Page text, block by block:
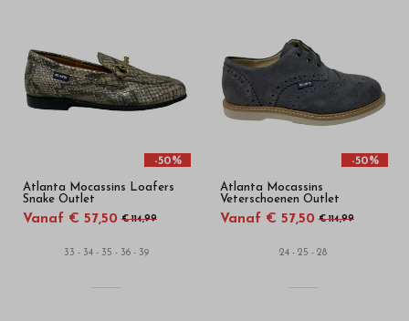
hoge
kwaliteit
webshop
-50%
Atlanta Mocassins Loafers
Snake Outlet
Vanaf € 57,50 € 114,99
33 - 34 - 35 - 36 - 39
-50%
Atlanta Mocassins
Veterschoenen Outlet
Vanaf € 57,50 € 114,99
24 - 25 - 28